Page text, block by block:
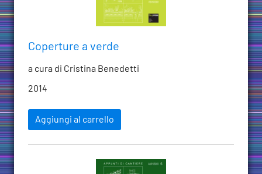
Coperture a verde
a cura di Cristina Benedetti
2014
Aggiungi al carrello